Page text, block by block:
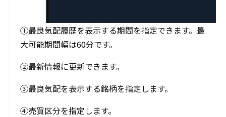
①最良気配履歴を表示する期間を指定できます。最
大可能期間幅は60分です。
②最新情報に更新できます。
③最良気配を表示する銘柄を指定します。
④売買区分を指定します。